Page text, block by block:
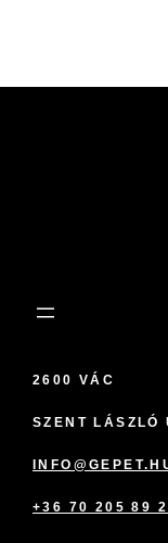
2600 VÁC
SZENT LÁSZLÓ
+36 70 205 89